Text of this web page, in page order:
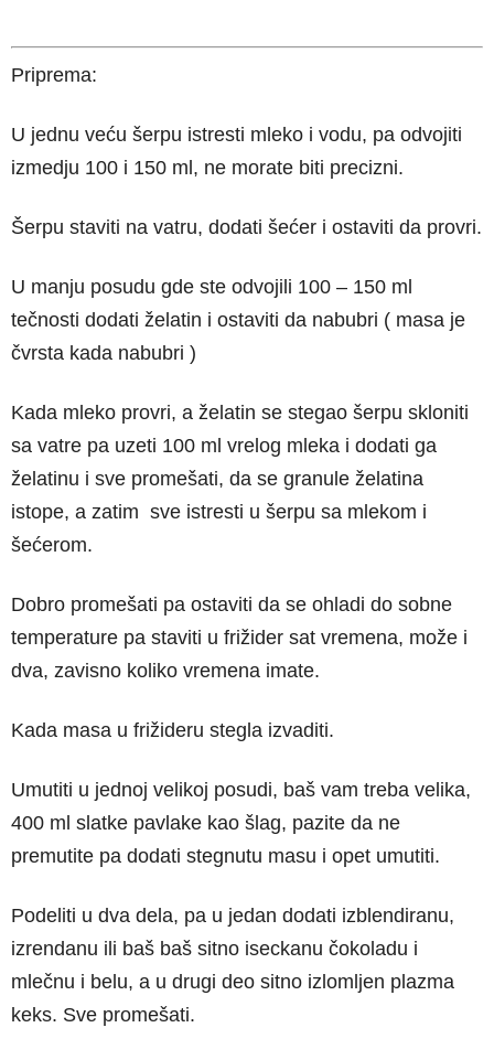
Priprema:
U jednu veću šerpu istresti mleko i vodu, pa odvojiti
izmedju 100 i 150 ml, ne morate biti precizni.
Šerpu staviti na vatru, dodati šećer i ostaviti da provri.
U manju posudu gde ste odvojili 100 – 150 ml
tečnosti dodati želatin i ostaviti da nabubri ( masa je
čvrsta kada nabubri )
Kada mleko provri, a želatin se stegao šerpu skloniti
sa vatre pa uzeti 100 ml vrelog mleka i dodati ga
želatinu i sve promešati, da se granule želatina
istope, a zatim sve istresti u šerpu sa mlekom i
šećerom.
Dobro promešati pa ostaviti da se ohladi do sobne
temperature pa staviti u frižider sat vremena, može i
dva, zavisno koliko vremena imate.
Kada masa u frižideru stegla izvaditi.
Umutiti u jednoj velikoj posudi, baš vam treba velika,
400 ml slatke pavlake kao šlag, pazite da ne
premutite pa dodati stegnutu masu i opet umutiti.
Podeliti u dva dela, pa u jedan dodati izblendiranu,
izrendanu ili baš baš sitno iseckanu čokoladu i
mlečnu i belu, a u drugi deo sitno izlomljen plazma
keks. Sve promešati.